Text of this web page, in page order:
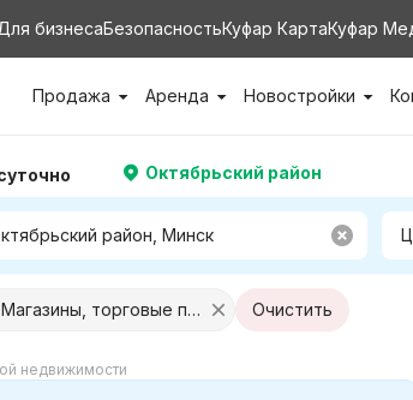
бизнесаБезопасностьКуфар КартаКуфар
Продажа Аренда Новостройки
Октябрьский район
Тип: Магазины, торговые помещения Очистить
недвижимости